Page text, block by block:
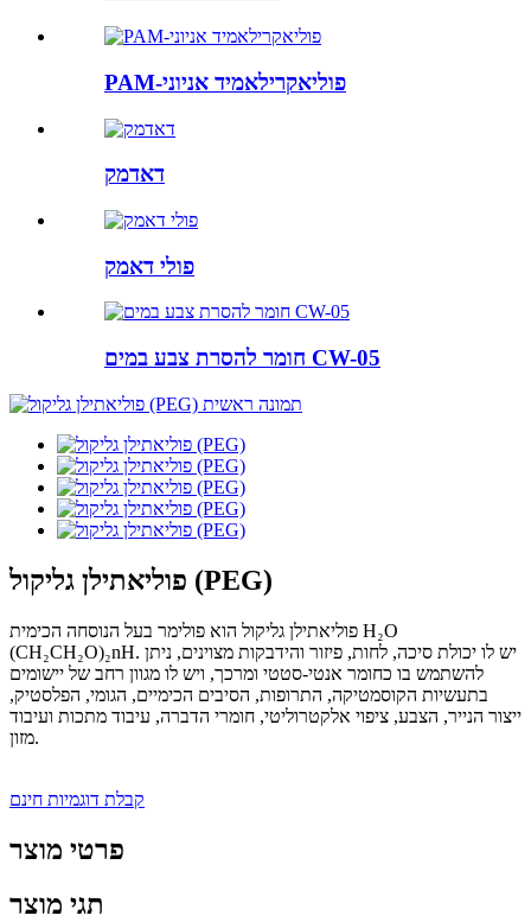
PAM-פוליאקרילאמיד אניוני
דאדמק
פולי דאמק
חומר להסרת צבע במים CW-05
פוליאתילן גליקול (PEG)
פוליאתילן גליקול הוא פולימר בעל הנוסחה הכימית H₂O
(CH₂CH₂O)₂nH. יש לו יכולת סיכה, לחות, פיזור והידבקות מצוינים, ניתן
להשתמש בו כחומר אנטי-סטטי ומרכך, ויש לו מגוון רחב של יישומים
בתעשיות הקוסמטיקה, התרופות, הסיבים הכימיים, הגומי, הפלסטיק,
ייצור הנייר, הצבע, ציפוי אלקטרוליטי, חומרי הדברה, עיבוד מתכות ועיבוד
מזון.
קבלת דוגמיות חינם
פרטי מוצר
תגי מוצר